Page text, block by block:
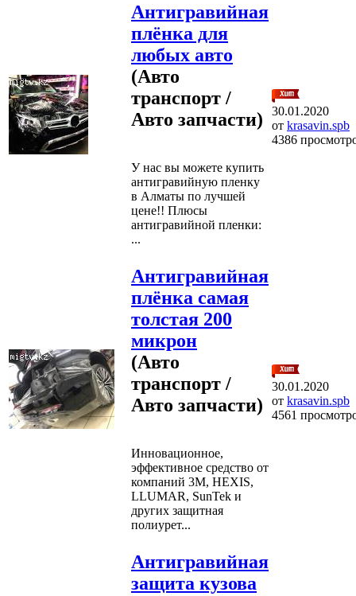
Антигравийная
плёнка для
любых авто
(Авто
транспорт /
Авто запчасти)
У нас вы можете купить
антигравийную пленку
в Алматы по лучшей
цене!! Плюсы
антигравийной пленки:
...
30.01.2020
от krasavin.spb
4386
Антигравийная
плёнка самая
толстая 200
микрон
(Авто
транспорт /
Авто запчасти)
Инновационное,
эффективное средство от
компаний 3М, HEXIS,
LLUMAR, SunTek и
других защитная
полиурет...
30.01.2020
от krasavin.spb
4561
Антигравийная
защита кузова